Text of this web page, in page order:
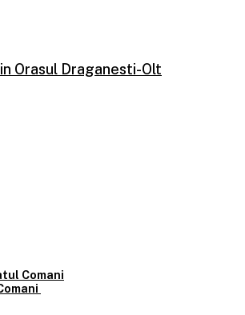
Orasul Draganesti-Olt
Comani